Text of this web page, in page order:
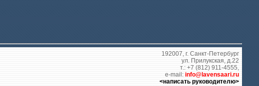
192007, г. Санкт-Петербург
ул. Прилукская, д.22
т.: +7 (812) 911-4555,
e-mail: info@lavensaari.ru
<написать руководителю>